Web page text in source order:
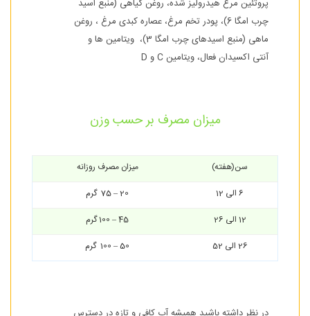
پروتئین مرغ هیدرولیز شده، روغن گیاهی (منبع اسید
چرب امگا 6)، پودر تخم مرغ، عصاره کبدی مرغ ، روغن
ماهی (منبع اسیدهای چرب امگا 3)، ویتامین ها و
آنتی اکسیدان فعال، ویتامین C و D
میزان مصرف بر حسب وزن
سن(هفته)
میزان مصرف روزانه
6 الی 12
20 – 75 گرم
12 الی 26
45 – 100 گرم
26 الی 52
50 – 100 گرم